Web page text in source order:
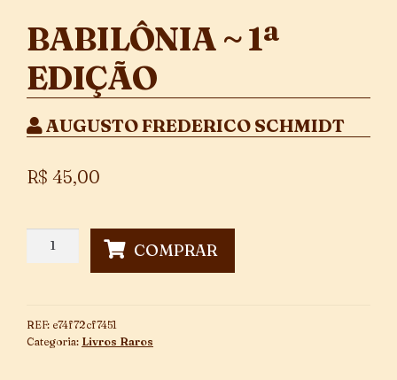
BABILÔNIA ~ 1ª
EDIÇÃO
AUGUSTO FREDERICO SCHMIDT
R$ 45,00
COMPRAR
REF: e74f72cf7451
Categoria: Livros Raros